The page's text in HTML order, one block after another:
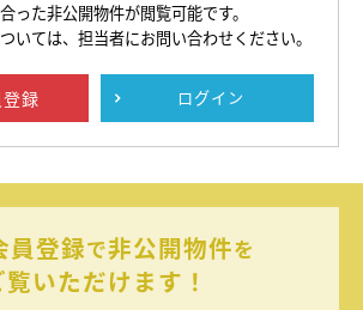
った非公開物件が閲覧可能です。
いては、担当者にお問い合わせください。
録 ログイン
員登録で非公開物件を
覧いただけます！